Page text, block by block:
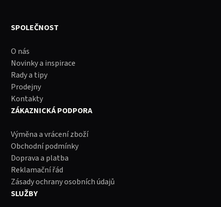
SPOLEČNOST
O nás
Novinky a inspirace
Rady a tipy
Prodejny
Kontakty
ZÁKAZNICKÁ PODPORA
Výměna a vrácení zboží
Obchodní podmínky
Doprava a platba
Reklamační řád
Zásady ochrany osobních údajů
SLUŽBY